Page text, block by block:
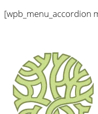
[wpb_menu_accordion